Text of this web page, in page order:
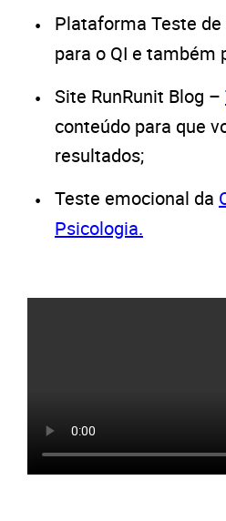
Plataforma Teste
para o QI e também
Site RunRunit Blog –
conteúdo para que
resultados;
Teste emocional da
Psicologia.